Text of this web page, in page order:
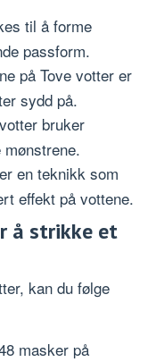
til å forme
passform.
på Tove votter er
sydd på.
bruker
en teknikk som
effekt på vottene.
å strikke et
kan du følge
masker på